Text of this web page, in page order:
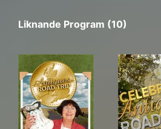
Liknande Program (10)